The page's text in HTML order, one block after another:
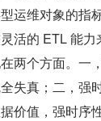
运维对象的指
活的 ETL 能力
两个方面。一
失真；二，强
价值，强时序